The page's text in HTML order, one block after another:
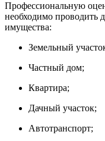
Профессиональную
необходимо проводить
имущества:
Земельный
Частный дом;
Квартира;
Дачный участок;
Автотранспорт;